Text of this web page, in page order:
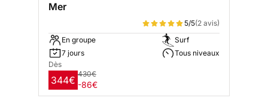
Mer
5/5(2 avis)
En groupe
7 jours
Surf
Tous niveaux
Dès
344€
430€
-86€